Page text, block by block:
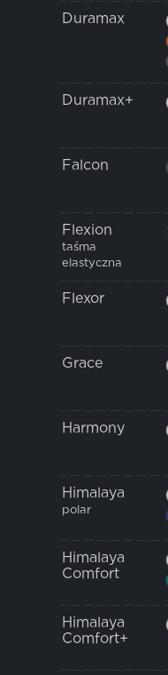
Duramax
Duramax+
Falcon
Flexion
taśma
elastyczna
Flexor
Grace
Harmony
Himalaya
polar
Himalaya
Comfort
Himalaya
Comfort+